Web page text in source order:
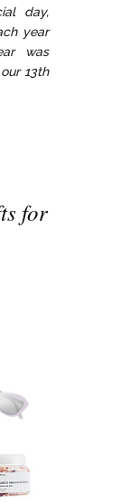
day,
year
was
13th
for